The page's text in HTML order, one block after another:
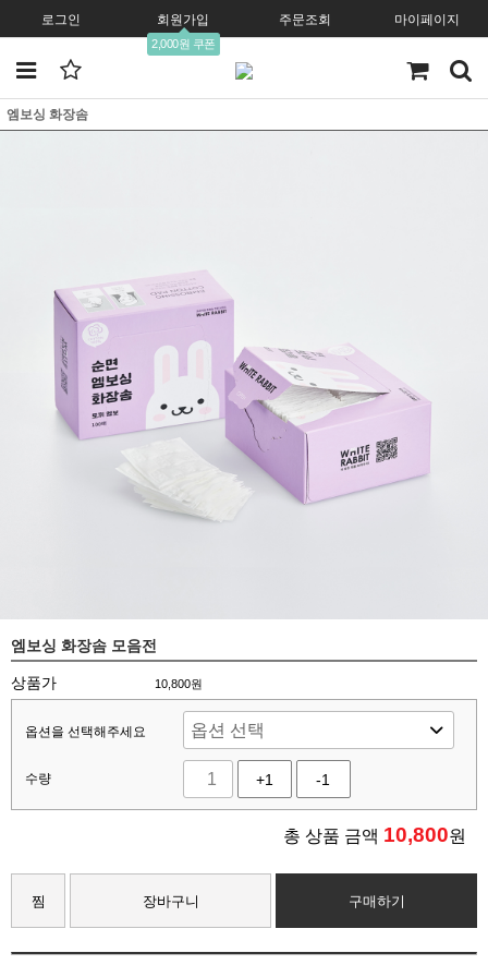
로그인 회원가입
2,000원 쿠폰
주문조회 마이페이지
엠보싱 화장솜
엠보싱 화장솜 모음전
상품가 10,800원
옵션을 선택해주세요
수량 +1 -1
총 상품 금액 10,800원
찜 장바구니 구매하기